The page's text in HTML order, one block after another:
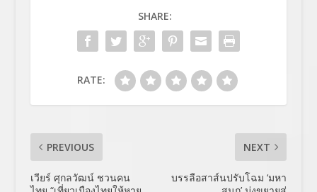
SHARE:
RATE:
PREVIOUS
เวียร์ ศุกลวัฒน์ ชวนคน
NEXT
บรรลือสาส์นปรับโฉม ‘มหา